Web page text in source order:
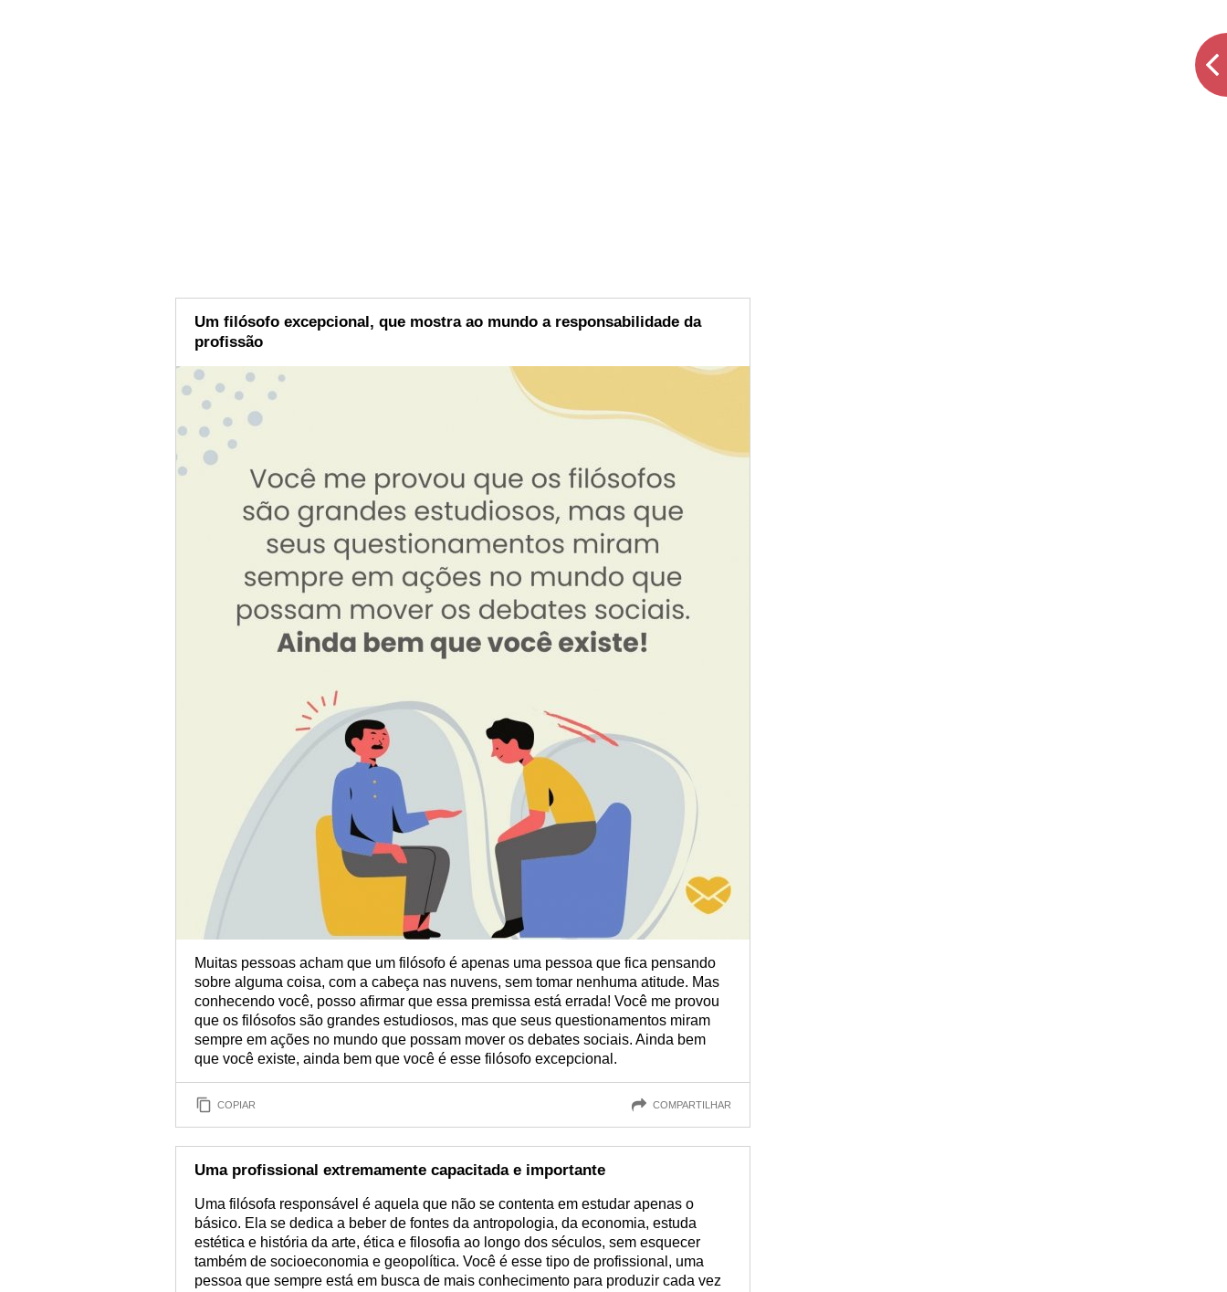
Um filósofo excepcional, que mostra ao mundo a responsabilidade da
profissão
Muitas pessoas acham que um filósofo é apenas uma pessoa que fica pensando
sobre alguma coisa, com a cabeça nas nuvens, sem tomar nenhuma atitude. Mas
conhecendo você, posso afirmar que essa premissa está errada! Você me provou
que os filósofos são grandes estudiosos, mas que seus questionamentos miram
sempre em ações no mundo que possam mover os debates sociais. Ainda bem
que você existe, ainda bem que você é esse filósofo excepcional.
COPIAR COMPARTILHAR
Uma profissional extremamente capacitada e importante
Uma filósofa responsável é aquela que não se contenta em estudar apenas o
básico. Ela se dedica a beber de fontes da antropologia, da economia, estuda
estética e história da arte, ética e filosofia ao longo dos séculos, sem esquecer
também de socioeconomia e geopolítica. Você é esse tipo de profissional, uma
pessoa que sempre está em busca de mais conhecimento para produzir cada vez